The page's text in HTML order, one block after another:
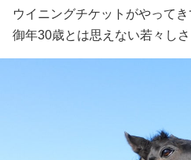
ウイニングチケットがやってき
御年30歳とは思えない若々しさ